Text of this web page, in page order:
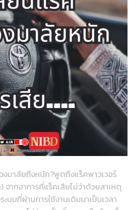
งมาลัยถึงหนัก?พูดถึงแร็คพาวเวอร์
ากอาการที่แร็คเสียไม่ว่าด้วยสาเหตุ
บบที่ผ่านการใช้งานเดิมมาเป็นเวลา